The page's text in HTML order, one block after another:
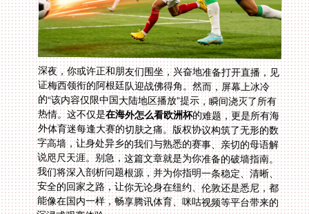
深夜，你或许正和朋友们围坐，兴奋地准备打开直播，见
证梅西领衔的阿根廷队迎战佛得角。然而，屏幕上冰冷
的“该内容仅限中国大陆地区播放”提示，瞬间浇灭了所有
热情。这不仅是在海外怎么看欧洲杯的难题，更是所有海
外体育迷每逢大赛的切肤之痛。版权协议构筑了无形的数
字高墙，让身处异乡的我们与熟悉的赛事、亲切的母语解
说咫尺天涯。别急，这篇文章就是为你准备的破墙指南。
我们将深入剖析问题根源，并为你指明一条稳定、清晰、
安全的回家之路，让你无论身在纽约、伦敦还是悉尼，都
能像在国内一样，畅享腾讯体育、咪咕视频等平台带来的